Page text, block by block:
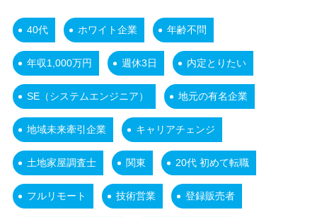
40代 ホワイト企業 年齢不問
年収1,000万円 週休3日 内定とりたい
SE（システムエンジニア） 地元の有名企業
地域未来牽引企業 キャリアチェンジ
土地家屋調査士 関東 20代 初めて転職
フルリモート 技術営業 登録販売者